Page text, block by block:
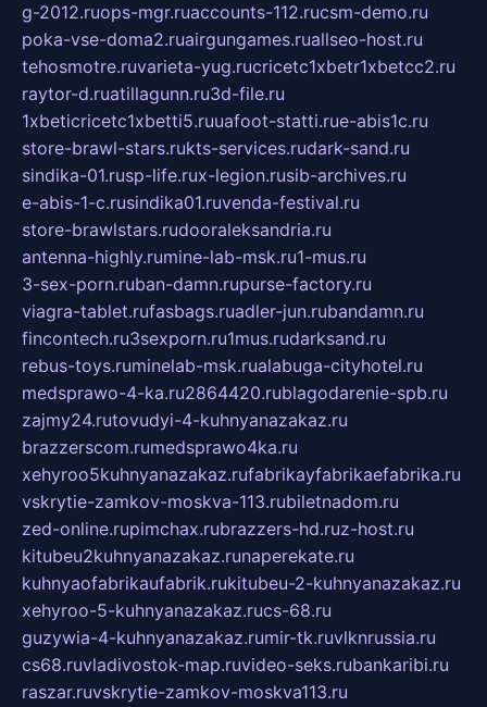
g-2012.ruops-mgr.ruaccounts-112.rucsm-demo.ru
poka-vse-doma2.ruairgungames.ruallseo-host.ru
tehosmotre.ruvarieta-yug.rucricetc1xbetr1xbetcc2.ru
raytor-d.ruatillagunn.ru3d-file.ru
1xbeticricetc1xbetti5.ruuafoot-statti.rue-abis1c.ru
store-brawl-stars.rukts-services.rudark-sand.ru
sindika-01.rusp-life.rux-legion.rusib-archives.ru
e-abis-1-c.rusindika01.ruvenda-festival.ru
store-brawlstars.rudooraleksandria.ru
antenna-highly.rumine-lab-msk.ru1-mus.ru
3-sex-porn.ruban-damn.rupurse-factory.ru
viagra-tablet.rufasbags.ruadler-jun.rubandamn.ru
fincontech.ru3sexporn.ru1mus.rudarksand.ru
rebus-toys.ruminelab-msk.rualabuga-cityhotel.ru
medsprawo-4-ka.ru2864420.rublagodarenie-spb.ru
zajmy24.rutovudyi-4-kuhnyanazakaz.ru
brazzerscom.rumedsprawo4ka.ru
xehyroo5kuhnyanazakaz.rufabrikayfabrikaefabrika.ru
vskrytie-zamkov-moskva-113.rubiletnadom.ru
zed-online.rupimchax.rubrazzers-hd.ruz-host.ru
kitubeu2kuhnyanazakaz.runaperekate.ru
kuhnyaofabrikaufabrik.rukitubeu-2-kuhnyanazakaz.ru
xehyroo-5-kuhnyanazakaz.rucs-68.ru
guzywia-4-kuhnyanazakaz.rumir-tk.ruvlknrussia.ru
cs68.ruvladivostok-map.ruvideo-seks.rubankaribi.ru
raszar.ruvskrytie-zamkov-moskva113.ru